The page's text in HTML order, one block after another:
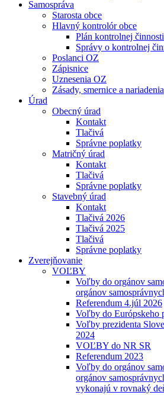
Samospráva
Starosta obce
Hlavný kontrolór obce
Plán kontrolnej
Správy o kontrolnej
Poslanci OZ
Zápisnice
Uznesenia OZ
Zásady, smernice a nariadenia
Úrad
Obecný úrad
Kontakt
Tlačivá
Správne poplatky
Matričný úrad
Kontakt
Tlačivá
Správne poplatky
Stavebný úrad
Kontakt
Tlačivá 2026
Tlačivá 2025
Tlačivá
Správne poplatky
Zverejňovanie
VOĽBY
Voľby do orgánov
orgánov
Referendum 4.júl 2026
Voľby do Európskeho
Voľby prezidenta
2024
VOĽBY do NR SR
Referendum 2023
Voľby do orgánov
orgánov
vykonajú v rovnaký